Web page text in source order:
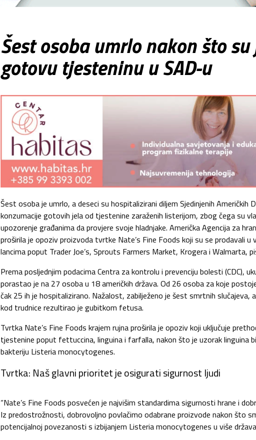
Šest osoba umrlo nakon što
gotovu tjesteninu u SAD-u
Šest osoba je umrlo, a deseci su hospitalizirani diljem Sjedinjenih Američkih
konzumacije gotovih jela od tjestenine zaraženih listerijom, zbog čega su
upozorenje građanima da provjere svoje hladnjake. Američka Agencija za
proširila je opoziv proizvoda tvrtke Nate’s Fine Foods koji su se prodavali u
lancima poput Trader Joe’s, Sprouts Farmers Market, Krogera i Walmarta,
Prema posljednjim podacima Centra za kontrolu i prevenciju bolesti (CDC),
porastao je na 27 osoba u 18 američkih država. Od 26 osoba za koje
čak 25 ih je hospitalizirano. Nažalost, zabilježeno je šest smrtnih slučajeva,
kod trudnice rezultirao je gubitkom fetusa.
Tvrtka Nate’s Fine Foods krajem rujna proširila je opoziv koji uključuje
tjestenine poput fettuccina, linguina i farfalla, nakon što je uzorak linguina
bakteriju Listeria monocytogenes.
Tvrtka: Naš glavni prioritet je osigurati sigurnost ljudi
“Nate’s Fine Foods posvećen je najvišim standardima sigurnosti hrane i
Iz predostrožnosti, dobrovoljno povlačimo odabrane proizvode nakon što
potencijalnoj povezanosti s izbijanjem Listeria monocytogenes u više